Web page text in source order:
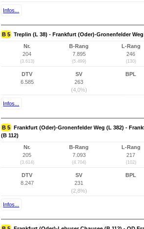
Infos...
B 5 Treplin (L 38) - Frankfurt (Oder)-Gronenfelder Weg
Nr.
204
(3.613)
B-Rang
7.895
(5.499)
L-Rang
246
(130)
DTV
6.585
SV
263
(4,0%)
BPL
Infos...
B 5 Frankfurt (Oder)-Gronenfelder Weg (L 382) -
(B 112)
Nr.
205
(3.614)
B-Rang
7.093
(4.704)
L-Rang
217
(102)
DTV
8.247
SV
231
(2,8%)
BPL
Infos...